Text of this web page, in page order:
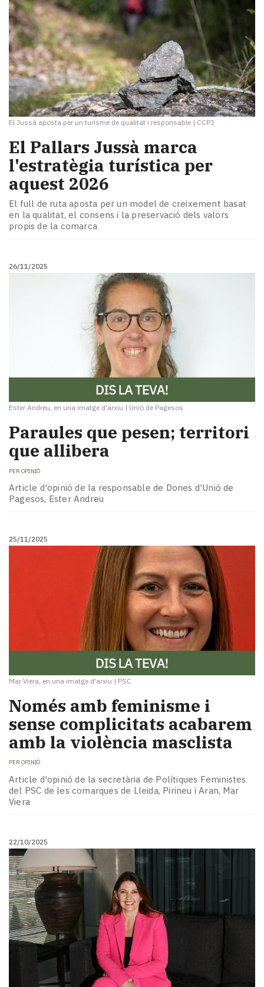
El Jussà aposta per un turisme de qualitat i responsable | CCPJ
El Pallars Jussà marca
l'estratègia turística per
aquest 2026
El full de ruta aposta per un model de creixement basat
en la qualitat, el consens i la preservació dels valors
propis de la comarca
26/11/2025
Ester Andreu, en una imatge d'arxiu | Unió de Pagesos
Paraules que pesen; territori
que allibera
PER OPINIÓ
Article d'opinió de la responsable de Dones d'Unió de
Pagesos, Ester Andreu
25/11/2025
Mar Viera, en una imatge d'arxiu | PSC
Només amb feminisme i
sense complicitats acabarem
amb la violència masclista
PER OPINIÓ
Article d'opinió de la secretària de Polítiques Feministes
del PSC de les comarques de Lleida, Pirineu i Aran, Mar
Viera
22/10/2025